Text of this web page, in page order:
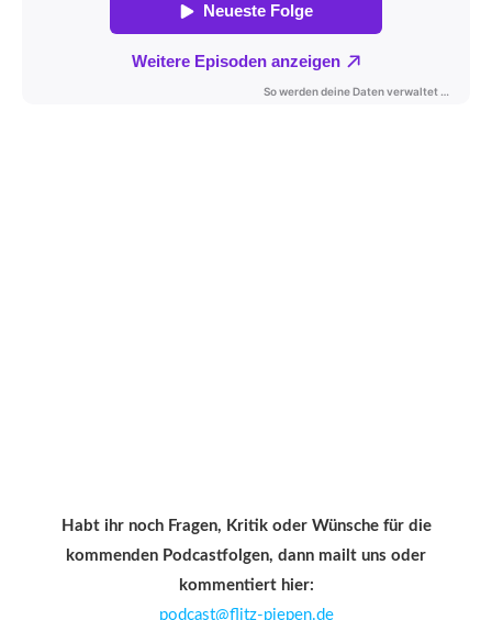
Habt ihr noch Fragen, Kritik oder Wünsche für die
kommenden Podcastfolgen, dann mailt uns oder
kommentiert hier:
podcast@flitz-piepen.de